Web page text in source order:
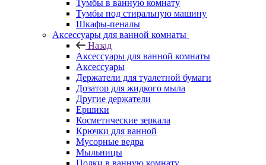
Тумбы в ванную комнату
Тумбы под стиральную машину
Шкафы-пеналы
Аксессуары для ванной комнаты
Назад
Аксессуары для ванной комнаты
Аксессуары
Держатели для туалетной бумаги
Дозатор для жидкого мыла
Другие держатели
Ершики
Косметические зеркала
Крючки для ванной
Мусорные ведра
Мыльницы
Полки в ванную комнату